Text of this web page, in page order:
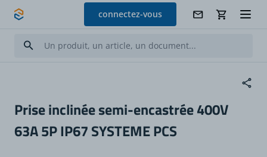
Allez au contenu
connectez-vous
Prise inclinée semi-encastrée 400V
63A 5P IP67 SYSTEME PCS